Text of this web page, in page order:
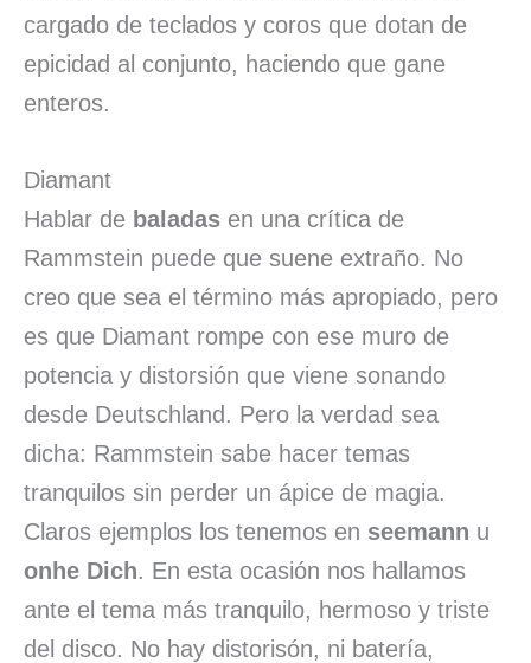
cargado de teclados y coros que dotan de
epicidad al conjunto, haciendo que gane
enteros.
Diamant
Hablar de baladas en una crítica de
Rammstein puede que suene extraño. No
creo que sea el término más apropiado, pero
es que Diamant rompe con ese muro de
potencia y distorsión que viene sonando
desde Deutschland. Pero la verdad sea
dicha: Rammstein sabe hacer temas
tranquilos sin perder un ápice de magia.
Claros ejemplos los tenemos en seemann u
onhe Dich. En esta ocasión nos hallamos
ante el tema más tranquilo, hermoso y triste
del disco. No hay distorisón, ni batería,